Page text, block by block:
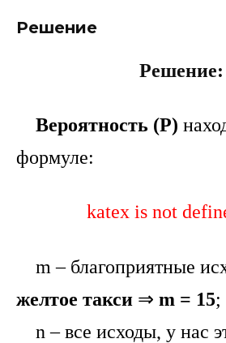
Решение
Решение:
Вероятность (P)
формуле:
katex is not
m – благоприятные
желтое такси ⇒ m = 15;
n – все исходы, у нас